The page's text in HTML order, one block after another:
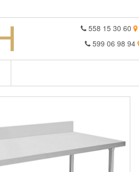
558 15 30 60
599 06 98 94